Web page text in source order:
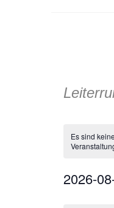
Es sind
2026-